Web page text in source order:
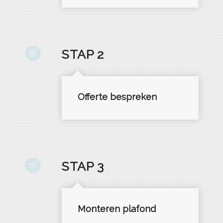
STAP 2
Offerte bespreken
STAP 3
Monteren plafond